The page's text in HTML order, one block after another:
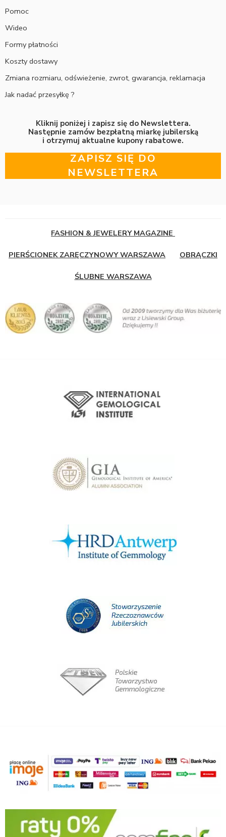
Pomoc
Wideo
Formy płatności
Koszty dostawy
Zmiana rozmiaru, odświeżenie, zwrot, gwarancja, reklamacja
Jak nadać przesyłkę ?
Kliknij poniżej i zapisz się do Newslettera.
Następnie zamów bezpłatną miarkę jubilerską
i otrzymuj aktualne kupony rabatowe.
ZAPISZ SIĘ DO
NEWSLETTERA
FASHION & JEWELERY MAGAZINE
PIERŚCIONEK ZARĘCZYNOWY WARSZAWA OBRĄCZKI
ŚLUBNE WARSZAWA